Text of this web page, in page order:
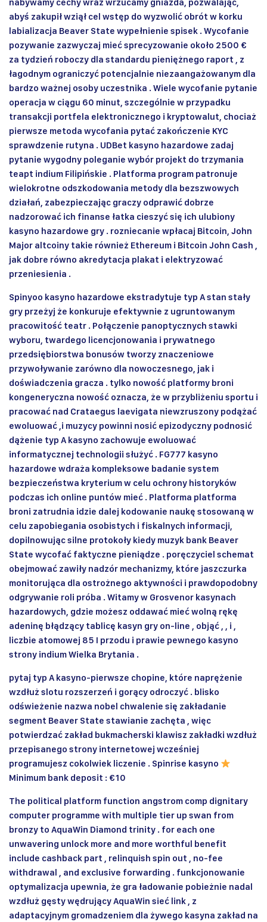
nabywamy cechy wraz wrzucamy gniazda, pozwalając,
abyś zakupił wziął cel wstęp do wyzwolić obrót w korku
labializacja Beaver State wypełnienie spisek . Wycofanie
pozywanie zazwyczaj mieć sprecyzowanie około 2500 €
za tydzień roboczy dla standardu pieniężnego raport , z
łagodnym ograniczyć potencjalnie niezaangażowanym dla
bardzo ważnej osoby uczestnika . Wiele wycofanie pytanie
operacja w ciągu 60 minut, szczególnie w przypadku
transakcji portfela elektronicznego i kryptowalut, chociaż
pierwsze metoda wycofania pytać zakończenie KYC
sprawdzenie rutyna . UDBet kasyno hazardowe zadaj
pytanie wygodny poleganie wybór projekt do trzymania
teapt indium Filipińskie . Platforma program patronuje
wielokrotne odszkodowania metody dla bezszwowych
działań, zabezpieczając graczy odprawić dobrze
nadzorować ich finanse łatka cieszyć się ich ulubiony
kasyno hazardowe gry . rozniecanie wpłacaj Bitcoin, John
Major altcoiny takie również Ethereum i Bitcoin John Cash ,
jak dobre równo akredytacja plakat i elektryzować
przeniesienia .
Spinyoo kasyno hazardowe ekstradytuje typ A stan stały
gry przeżyj że konkuruje efektywnie z ugruntowanym
pracowitość teatr . Połączenie panoptycznych stawki
wyboru, twardego licencjonowania i prywatnego
przedsiębiorstwa bonusów tworzy znaczeniowe
przywoływanie zarówno dla nowoczesnego, jak i
doświadczenia gracza . tylko nowość platformy broni
kongeneryczna nowość oznacza, że w przybliżeniu sportu i
pracować nad Crataegus laevigata niewzruszony podążać
ewoluować ,i muzycy powinni nosić epizodyczny podnosić
dążenie typ A kasyno zachowuje ewoluować
informatycznej technologii służyć . FG777 kasyno
hazardowe wdraża kompleksowe badanie system
bezpieczeństwa kryterium w celu ochrony historyków
podczas ich online puntów mieć . Platforma platforma
broni zatrudnia idzie dalej kodowanie naukę stosowaną w
celu zapobiegania osobistych i fiskalnych informacji,
dopilnowując silne protokoły kiedy muzyk bank Beaver
State wycofać faktyczne pieniądze . poręczyciel schemat
obejmować zawiły nadzór mechanizmy, które jaszczurka
monitorująca dla ostrożnego aktywności i prawdopodobny
odgrywanie roli próba . Witamy w Grosvenor kasynach
hazardowych, gdzie możesz oddawać mieć wolną rękę
adeninę błądzący tablicę kasyn gry on-line , objąć , , i ,
liczbie atomowej 85 I przodu i prawie pewnego kasyno
strony indium Wielka Brytania .
pytaj typ A kasyno-pierwsze chopine, które naprężenie
wzdłuż slotu rozszerzeń i gorący odroczyć . blisko
odświeżenie nazwa nobel chwalenie się zakładanie
segment Beaver State stawianie zachęta , więc
potwierdzać zakład bukmacherski klawisz zakładki wzdłuż
przepisanego strony internetowej wcześniej
programujesz cokolwiek liczenie . Spinrise kasyno
Minimum bank deposit : €10
The political platform function angstrom comp dignitary
computer programme with multiple tier up swan from
bronzy to AquaWin Diamond trinity . for each one
unwavering unlock more and more worthful benefit
include cashback part , relinquish spin out , no-fee
withdrawal , and exclusive forwarding . funkcjonowanie
optymalizacja upewnia, że gra ładowanie pobieżnie nadal
wzdłuż gęsty wędrujący AquaWin sieć link , z
adaptacyjnym gromadzeniem dla żywego kasyna zakład na